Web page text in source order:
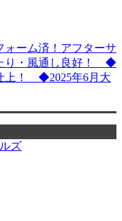
ーム済！アフターサ
り・風通し良好！ ◆
上！ ◆2025年6月大
ズ